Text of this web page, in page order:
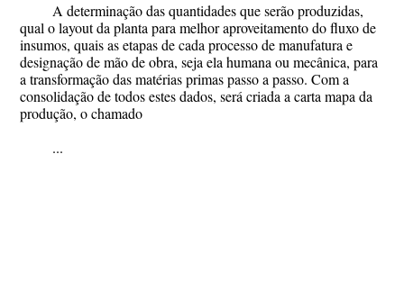
A determinação das quantidades que serão produzidas,
qual o layout da planta para melhor aproveitamento do fluxo de
insumos, quais as etapas de cada processo de manufatura e
designação de mão de obra, seja ela humana ou mecânica, para
a transformação das matérias primas passo a passo. Com a
consolidação de todos estes dados, será criada a carta mapa da
produção, o chamado
...